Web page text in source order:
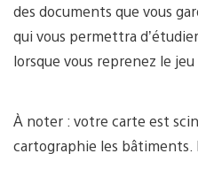
des documents que vous
qui vous permettra
lorsque vous reprenez le jeu
À noter : votre carte est
cartographie les bâtiments.